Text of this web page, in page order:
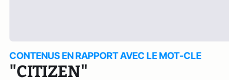
CONTENUS EN RAPPORT AVEC LE MOT-CLE
"CITIZEN"